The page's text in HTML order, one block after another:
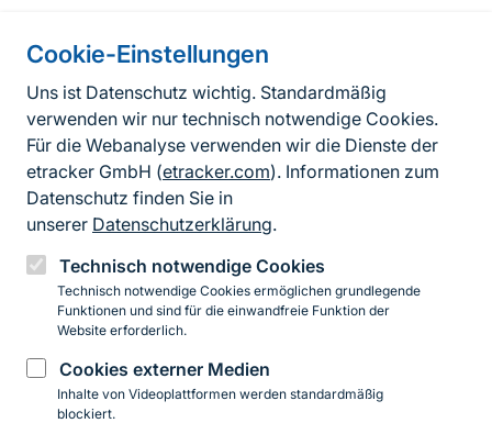
Cookie-Einstellungen
Uns ist Datenschutz wichtig. Standardmäßig
verwenden wir nur technisch notwendige Cookies.
Für die Webanalyse verwenden wir die Dienste der
etracker GmbH (etracker.com). Informationen zum
Datenschutz finden Sie in
unserer Datenschutzerklärung.
Technisch notwendige Cookies
Technisch notwendige Cookies ermöglichen grundlegende
Funktionen und sind für die einwandfreie Funktion der
Website erforderlich.
Cookies externer Medien
Inhalte von Videoplattformen werden standardmäßig
blockiert.
Informationen zur Seite
FußzeileKontakt zum BfN
Kontaktformular
Erklärung zur Barrierefreiheit
Impressum
Datenschutz
InstagramFacebookYouTubeLinkedIn